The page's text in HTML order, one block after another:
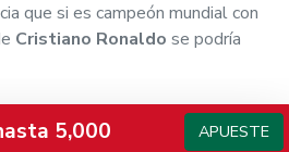
que si es campeón mundial con
Cristiano Ronaldo se podría
5,000 APUESTE